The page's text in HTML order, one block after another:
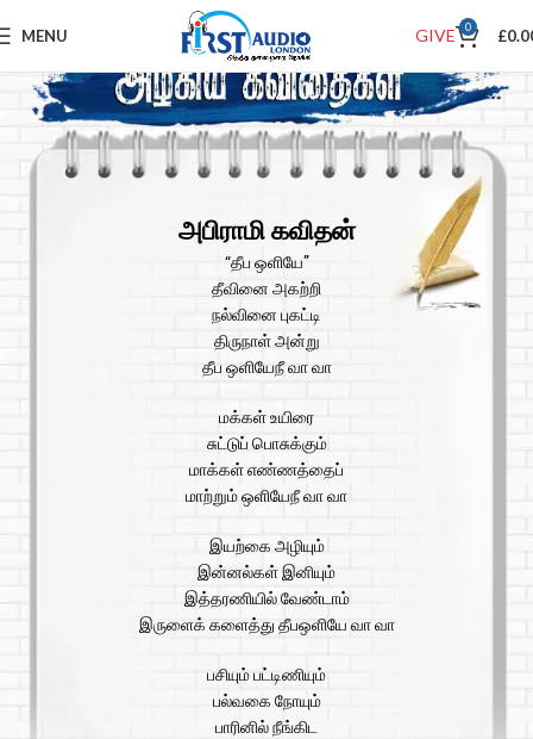
MENU GIVE 0 £
அபிராமி கவிதன்
“தீப ஒளியே”
தீவினை அகற்றி
நல்வினை புகட்டி
திருநாள் அன்று
தீப ஒளியேநீ வா வா
மக்கள் உயிரை
சுட்டுப் பொசுக்கும்
மாக்கள் எண்ணத்தைப்
மாற்றும் ஒளியேநீ வா வா
இயற்கை அழியும்
இன்னல்கள் இனியும்
இத்தரணியில் வேண்டாம்
இருளைக் களைத்து தீபஒளியே வா வா
பசியும் பட்டிணியும்
பல்வகை நோயும்
பாரினில் நீங்கிட